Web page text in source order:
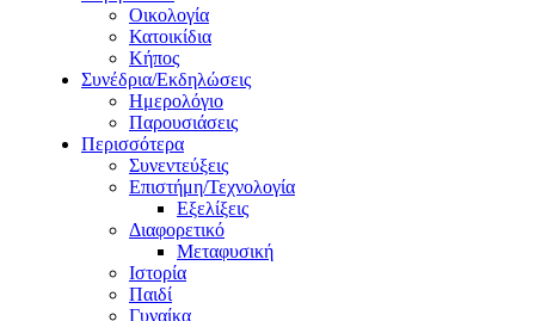
Οικολογία
Κατοικίδια
Κήπος
Συνέδρια/Εκδηλώσεις
Ημερολόγιο
Παρουσιάσεις
Περισσότερα
Συνεντεύξεις
Επιστήμη/Τεχνολογία
Εξελίξεις
Διαφορετικό
Μεταφυσική
Ιστορία
Παιδί
Γυναίκα